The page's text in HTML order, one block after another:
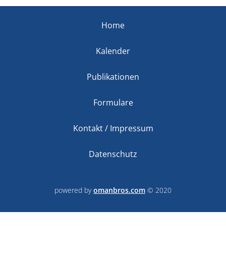
Home
Kalender
Publikationen
Formulare
Kontakt / Impressum
Datenschutz
powered byomanbros.com © 2020